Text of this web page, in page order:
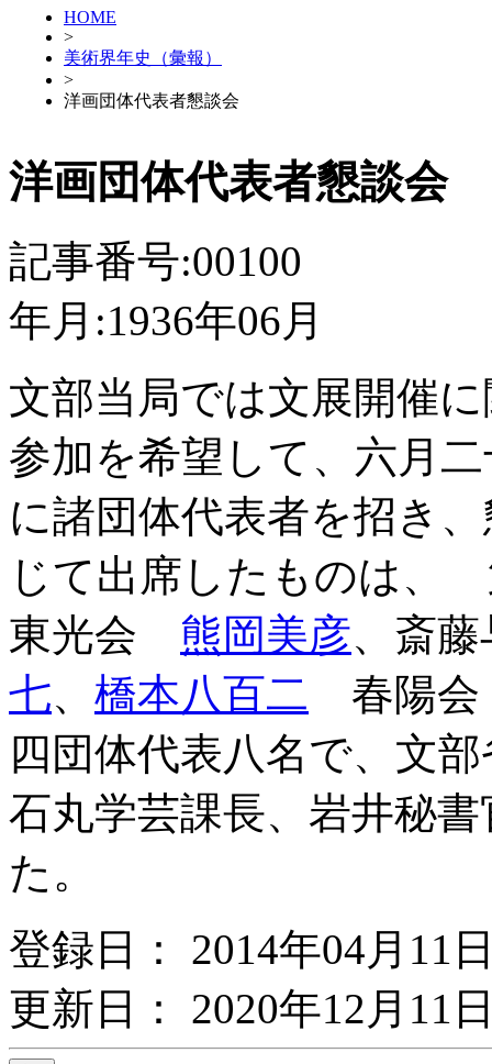
HOME
>
美術界年史（彙報）
>
洋画団体代表者懇談会
洋画団体代表者懇談会
記事番号:00100
年月:1936年06月
文部当局では文展開催
参加を希望して、六月
に諸団体代表者を招き
じて出席したものは
東光会 熊岡美彦、斎
七、 橋本八百二 春陽
四団体代表八名で、文
石丸学芸課長、岩井秘
た。
登録日： 2014年04月11
更新日： 2020年12月11